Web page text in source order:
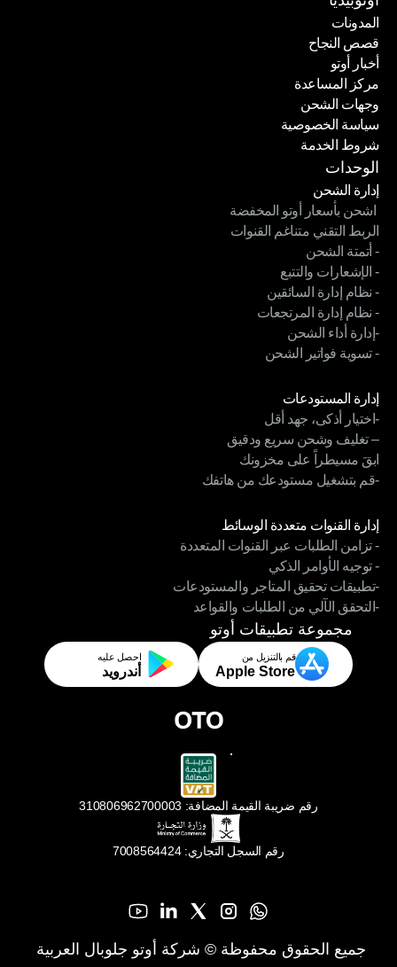
المدونات
المدونات
قصص النجاح
قصص النجاح
أخبار أوتو
أخبار أوتو
مركز المساعدة
مركز المساعدة
وجهات الشحن
وجهات الشحن
سياسة الخصوصية
سياسة الخصوصية
شروط الخدمة
شروط الخدمة
الوحدات
إدارة الشحن
إدارة الشحن
اشحن بأسعار أوتو المخفضة
اشحن بأسعار أوتو المخفضة
الربط التقني متناغم القنوات
الربط التقني متناغم القنوات
- أتمتة الشحن
- أتمتة الشحن
- الإشعارات والتتبع
- الإشعارات والتتبع
- نظام إدارة السائقين
- نظام إدارة السائقين
- نظام إدارة المرتجعات
- نظام إدارة المرتجعات
-إدارة أداء الشحن
-إدارة أداء الشحن
- تسوية فواتير الشحن
إدارة المستودعات
إدارة المستودعات
-اختيار أذكى، جهد أقل
-اختيار أذكى، جهد أقل
– تغليف وشحن سريع ودقيق
– تغليف وشحن سريع ودقيق
ابقَ مسيطراً على مخزونك
ابقَ مسيطراً على مخزونك
-قم بتشغيل مستودعك من هاتفك
إدارة القنوات متعددة الوسائط
إدارة القنوات متعددة الوسائط
- تزامن الطلبات عبر القنوات المتعددة
- تزامن الطلبات عبر القنوات المتعددة
- توجيه الأوامر الذكي
- توجيه الأوامر الذكي
-تطبيقات تحقيق المتاجر والمستودعات
-تطبيقات تحقيق المتاجر والمستودعات
-التحقق الآلي من الطلبات والقواعد
-التحقق الآلي من الطلبات والقواعد
مجموعة تطبيقات أوتو
قم بالتنزيل من
Apple Store
احصل عليه
أندرويد
رقم ضريبة القيمة المضافة: 310806962700003
رقم السجل التجاري: 7008564424